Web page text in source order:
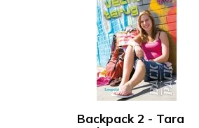
Backpack 2 - Tara